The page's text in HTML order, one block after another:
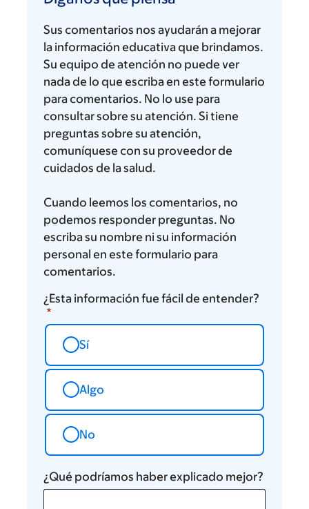
piensa
Sus comentarios nos ayudarán a mejorar
la información educativa que brindamos.
Su equipo de atención no puede ver
nada de lo que escriba en este formulario
para comentarios. No lo use para
consultar sobre su atención. Si tiene
preguntas sobre su atención,
comuníquese con su proveedor de
cuidados de la salud.
Cuando leemos los comentarios, no
podemos responder preguntas. No
escriba su nombre ni su información
personal en este formulario para
comentarios.
¿Esta información fue fácil de entender?
Sí
Algo
No
¿Qué podríamos haber explicado mejor?